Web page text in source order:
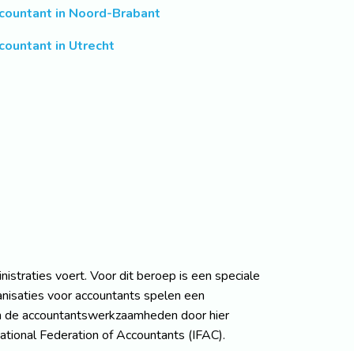
in Noord-Brabant
in Utrecht
voert. Voor dit beroep is een speciale
voor accountants spelen een
accountantswerkzaamheden door hier
Federation of Accountants (IFAC).